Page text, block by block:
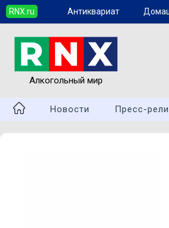
RNX.ru Антиквариат
Алкогольный мир
Новости Пресс-